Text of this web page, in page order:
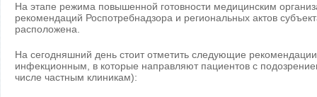
На этапе режима повышенной готовности медицинским
рекомендаций Роспотребнадзора и региональных актов
расположена.
На сегодняшний день стоит отметить следующие
инфекционным, в которые направляют пациентов с
числе частным клиникам):